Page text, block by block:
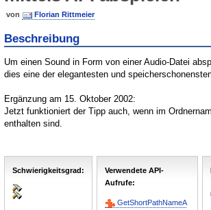
von Florian Rittmeier
Beschreibung
Um einen Sound in Form von einer Audio-Datei
dies eine der elegantesten und
Ergänzung am 15. Oktober 2002:
Jetzt funktioniert der Tipp auch, wenn im
enthalten sind.
Schwierigkeitsgrad:
Verwendete API-
Aufrufe:
GetShortPathNameA